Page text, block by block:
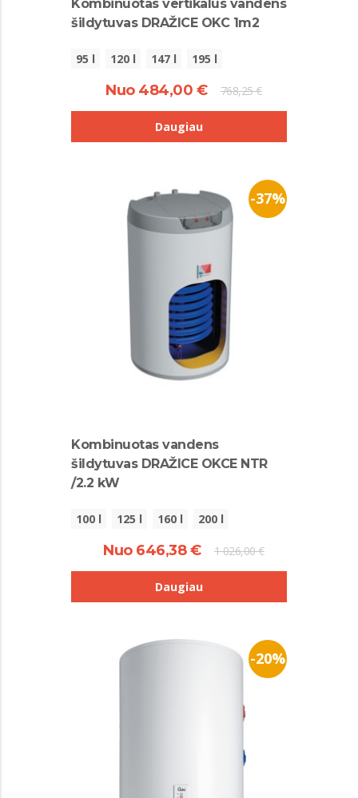
Kombinuotas vertikalus vandens
šildytuvas DRAŽICE OKC 1m2
95 l 120 l 147 l 195 l
Nuo 484,00 € 768,25 €
Daugiau
-37%
Kombinuotas vandens
šildytuvas DRAŽICE OKCE NTR
/2.2 kW
100 l 125 l 160 l 200 l
Nuo 646,38 € 1 026,00 €
Daugiau
-20%